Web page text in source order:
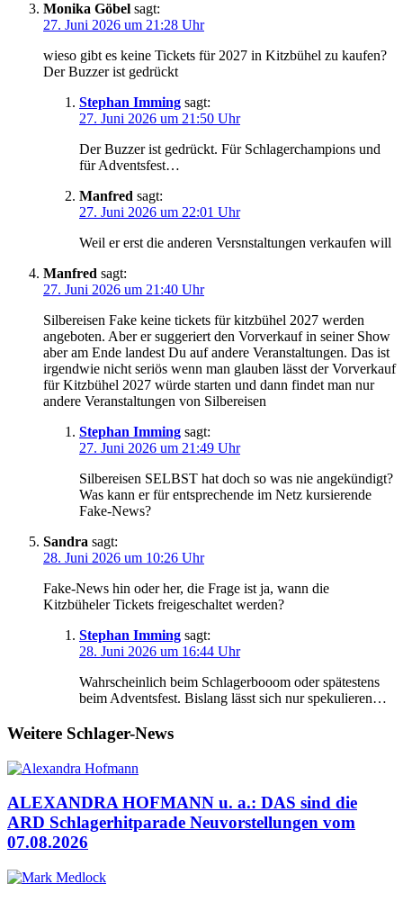
Monika Göbel sagt:
27. Juni 2026 um 21:28 Uhr
wieso gibt es keine Tickets für 2027 in Kitzbühel zu kaufen?
Der Buzzer ist gedrückt
Stephan Imming sagt:
27. Juni 2026 um 21:50 Uhr
Der Buzzer ist gedrückt. Für Schlagerchampions und
für Adventsfest…
Manfred sagt:
27. Juni 2026 um 22:01 Uhr
Weil er erst die anderen Versnstaltungen verkaufen will
Manfred sagt:
27. Juni 2026 um 21:40 Uhr
Silbereisen Fake keine tickets für kitzbühel 2027 werden
angeboten. Aber er suggeriert den Vorverkauf in seiner Show
aber am Ende landest Du auf andere Veranstaltungen. Das ist
irgendwie nicht seriös wenn man glauben lässt der Vorverkauf
für Kitzbühel 2027 würde starten und dann findet man nur
andere Veranstaltungen von Silbereisen
Stephan Imming sagt:
27. Juni 2026 um 21:49 Uhr
Silbereisen SELBST hat doch so was nie angekündigt?
Was kann er für entsprechende im Netz kursierende
Fake-News?
Sandra sagt:
28. Juni 2026 um 10:26 Uhr
Fake-News hin oder her, die Frage ist ja, wann die
Kitzbüheler Tickets freigeschaltet werden?
Stephan Imming sagt:
28. Juni 2026 um 16:44 Uhr
Wahrscheinlich beim Schlagerbooom oder spätestens
beim Adventsfest. Bislang lässt sich nur spekulieren…
Weitere Schlager-News
ALEXANDRA HOFMANN u. a.: DAS sind die
ARD Schlagerhitparade Neuvorstellungen vom
07.08.2026